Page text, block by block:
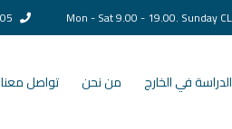
الدراسة في الخارج من نحن تواصل معنا